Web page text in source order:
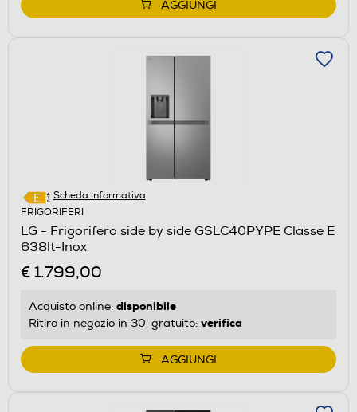
AGGIUNGI
Scheda informativa
FRIGORIFERI
LG - Frigorifero side by side GSLC40PYPE Classe E
638lt-Inox
€ 1.799,00
Acquisto online: disponibile
Ritiro in negozio in 30' gratuito: verifica
AGGIUNGI